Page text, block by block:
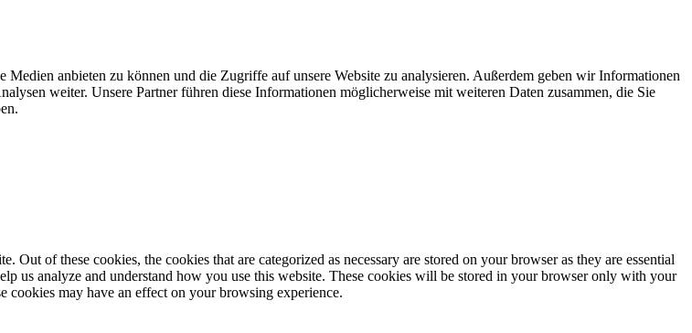
anbieten zu können und die Zugriffe auf unsere Website zu analysieren. Außerdem geben wir Informationen
weiter. Unsere Partner führen diese Informationen möglicherweise mit weiteren Daten zusammen, die Sie
of these cookies, the cookies that are categorized as necessary are stored on your browser as they are essential
us analyze and understand how you use this website. These cookies will be stored in your browser only with your
cookies may have an effect on your browsing experience.